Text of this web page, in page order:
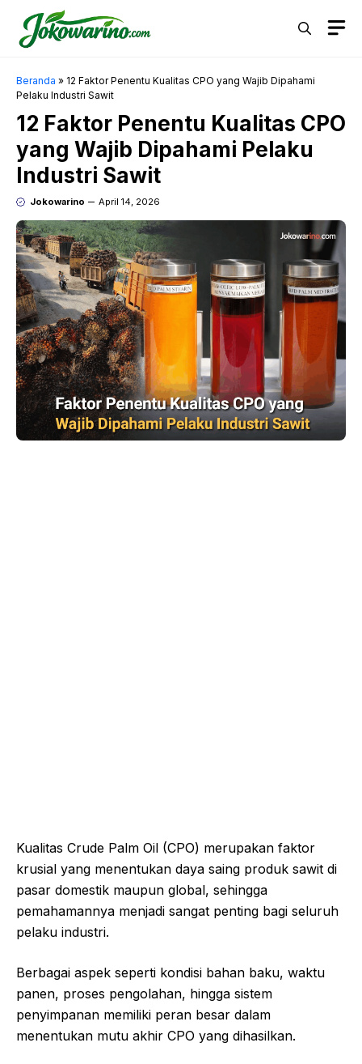
Langsung
Beranda » 12 Faktor Penentu Kualitas CPO yang Wajib Dipahami
Pelaku Industri Sawit
12 Faktor Penentu Kualitas CPO
yang Wajib Dipahami Pelaku
Industri Sawit
Jokowarino April 14, 2026
Kualitas Crude Palm Oil (CPO) merupakan faktor
krusial yang menentukan daya saing produk sawit di
pasar domestik maupun global, sehingga
pemahamannya menjadi sangat penting bagi seluruh
pelaku industri.
Berbagai aspek seperti kondisi bahan baku, waktu
panen, proses pengolahan, hingga sistem
penyimpanan memiliki peran besar dalam
menentukan mutu akhir CPO yang dihasilkan.